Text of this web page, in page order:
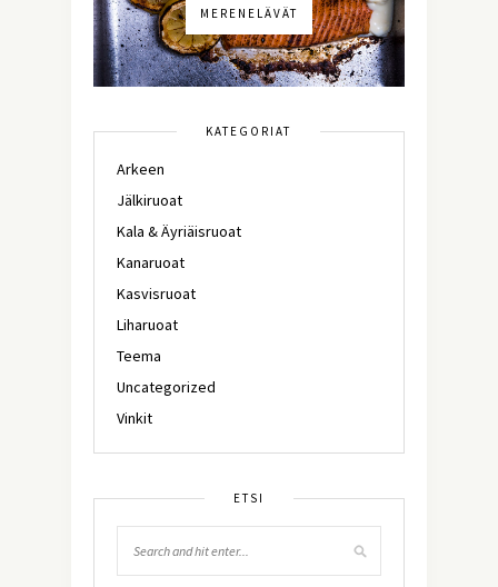
MERENELÄVÄT
KATEGORIAT
Arkeen
Jälkiruoat
Kala & Äyriäisruoat
Kanaruoat
Kasvisruoat
Liharuoat
Teema
Uncategorized
Vinkit
ETSI